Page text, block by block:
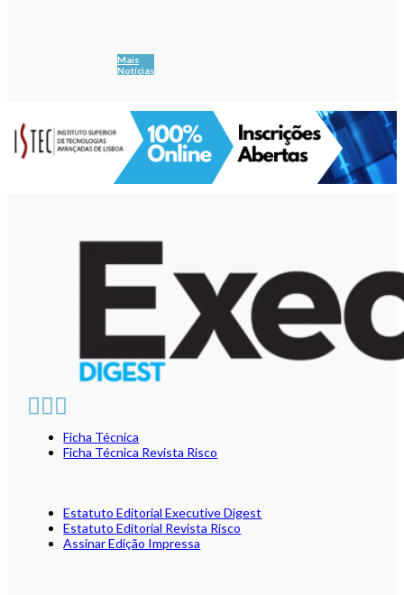
Mais
Notícias
Ficha Técnica
Ficha Técnica Revista Risco
Estatuto Editorial Executive Digest
Estatuto Editorial Revista Risco
Assinar Edição Impressa